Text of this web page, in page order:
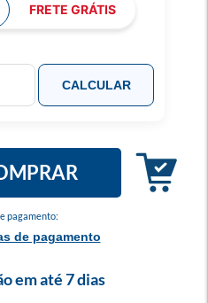
pagamento:
de pagamento
FRETE GRÁTIS
CALCULAR
em até 7 dias